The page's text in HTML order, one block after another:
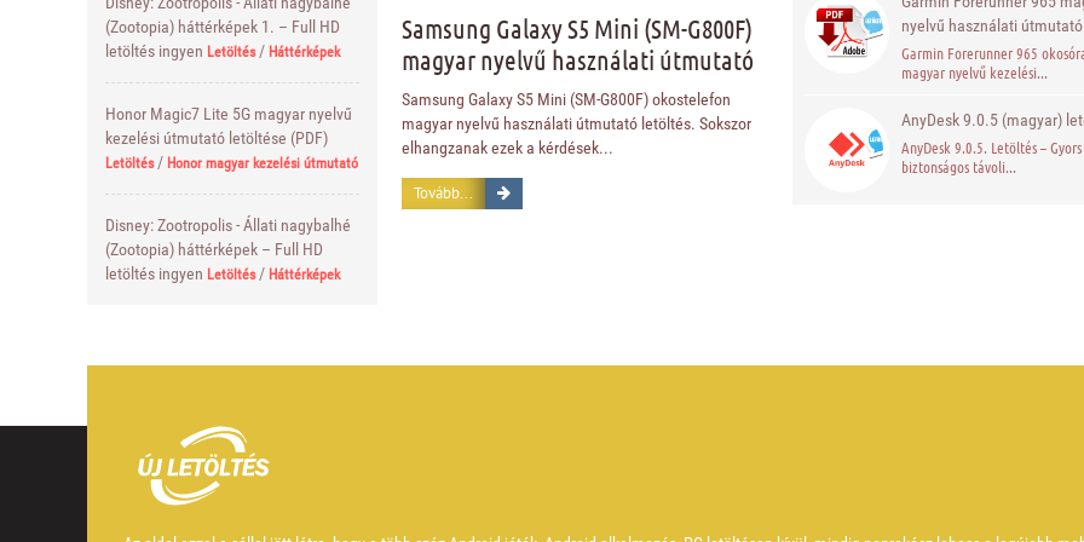
(Zootopia) háttérképek 1. – Full HD
letöltés ingyen Letöltés/ Háttérképek
Honor Magic7 Lite 5G magyar nyelvű
kezelési útmutató letöltése (PDF)
Letöltés/ Honor magyar kezelési útmutató
Disney: Zootropolis - Állati nagybalhé
(Zootopia) háttérképek – Full HD
letöltés ingyen Letöltés/ Háttérképek
Samsung Galaxy S5 Mini (SM-G800F)
magyar nyelvű használati útmutató
Samsung Galaxy S5 Mini (SM-G800F) okostelefon
magyar nyelvű használati útmutató letöltés. Sokszor
elhangzanak ezek a kérdések...
Tovább...
nyelvű használati útmutató
Garmin Forerunner 965
magyar nyelvű kezelési...
AnyDesk 9.0.5 (magyar)
AnyDesk 9.0.5. Letöltés – Gyors
biztonságos távoli...